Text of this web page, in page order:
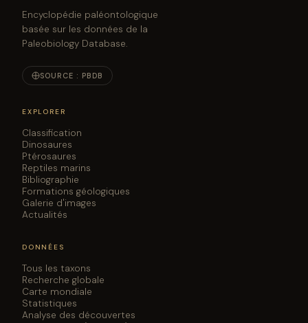
Encyclopédie paléontologique
basée sur les données de la
Paleobiology Database.
SOURCE : PBDB
EXPLORER
Classification
Dinosaures
Ptérosaures
Reptiles marins
Bibliographie
Formations géologiques
Galerie d'images
Actualités
DONNÉES
Tous les taxons
Recherche globale
Carte mondiale
Statistiques
Analyse des découvertes